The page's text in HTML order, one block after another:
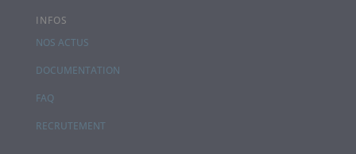
INFOS
NOS ACTUS
DOCUMENTATION
FAQ
RECRUTEMENT